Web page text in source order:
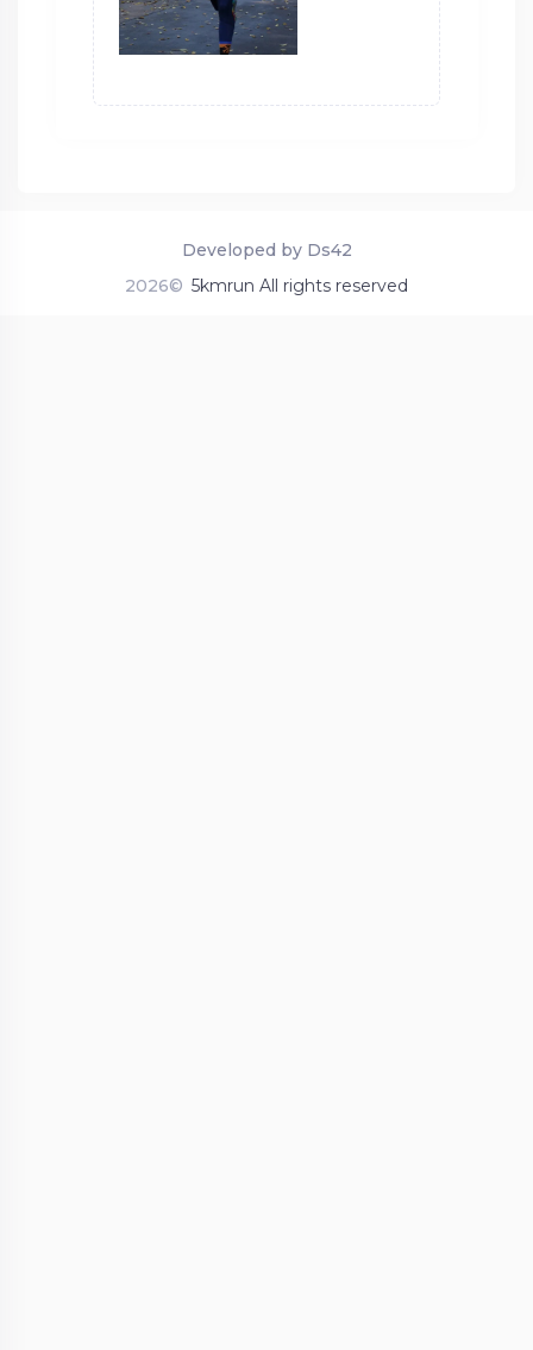
2026© 5kmrun All rights reserved
Developed by Ds42